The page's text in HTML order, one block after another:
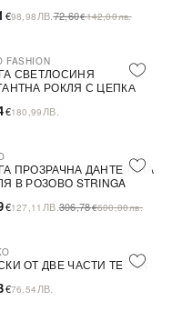
€98,98 ЛВ.72,60€142,00лв.
FASHION
СВЕТЛОСИНЯ
РОКЛЯ С ЦЕПКА
€180,99 ЛВ.
ПРОЗРАЧНА ДАНТЕЛЕНА
В РОЗОВО STRINGA
€127,11 ЛВ.306,78€600,00лв.
ОТ ДВЕ ЧАСТИ TEONA
€76,54 ЛВ.